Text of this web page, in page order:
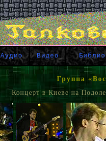
Аудио Видео
Группа
Концерт в Киеве на